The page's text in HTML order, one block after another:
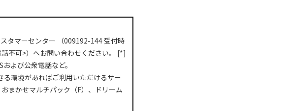
タマーセンター （009192-144 受付時
不可>）へお問い合わせください。 [*]
よび公衆電話など。
る環境があればご利用いただけるサー
まかせマルチパック（F）、ドリーム